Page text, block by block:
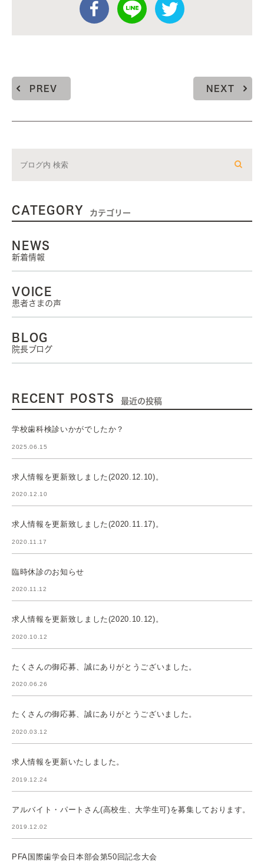
PREV NEXT
CATEGORY カテゴリー
NEWS
新着情報
VOICE
患者さまの声
BLOG
院長ブログ
RECENT POSTS 最近の投稿
学校歯科検診いかがでしたか？
2025.06.15
求人情報を更新致しました(2020.12.10)。
2020.12.10
求人情報を更新致しました(2020.11.17)。
2020.11.17
臨時休診のお知らせ
2020.11.12
求人情報を更新致しました(2020.10.12)。
2020.10.12
たくさんの御応募、誠にありがとうございました。
2020.06.26
たくさんの御応募、誠にありがとうございました。
2020.03.12
求人情報を更新いたしました。
2019.12.24
アルバイト・パートさん(高校生、大学生可)を募集しております。
2019.12.02
PFA国際歯学会日本部会第50回記念大会